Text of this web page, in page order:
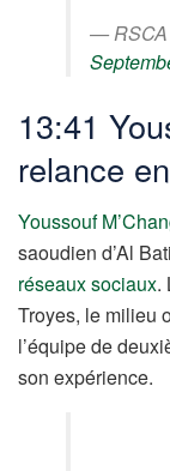
— RSCA
13:41
relance
Youssouf
saoudien d’Al
réseaux sociaux.
Troyes, le milieu
l’équipe de
son expérience.